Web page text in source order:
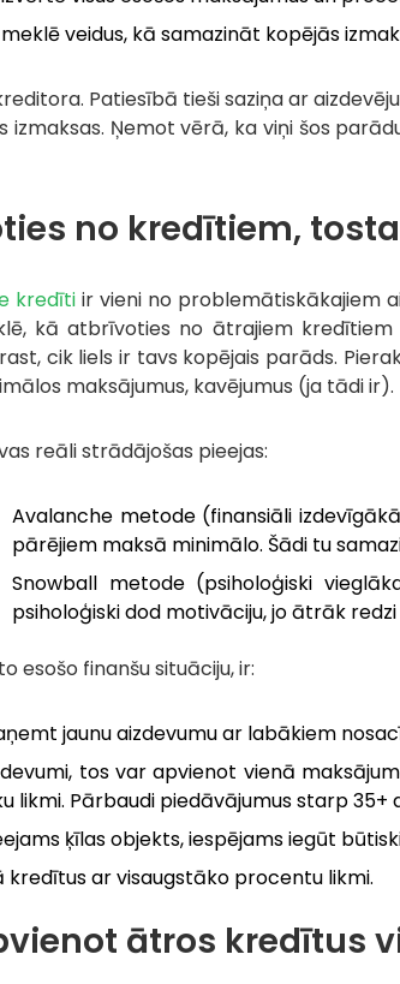
meklē veidus, kā samazināt kopējās
Patiesībā tieši saziņa ar
izmaksas. Ņemot vērā, ka viņi šos
no kredītiem,
kredīti ir vieni no problemātiskākajiem
kā atbrīvoties no ātrajiem
cik liels ir tavs kopējais parāds.
maksājumus, kavējumus (ja tādi ir).
reāli strādājošas pieejas:
Avalanche metode (finansiāli
pārējiem maksā minimālo. Šādi tu
Snowball metode (psiholoģiski
psiholoģiski dod motivāciju, jo ātrāk
esošo finanšu situāciju, ir:
jaunu aizdevumu ar labākiem
tos var apvienot vienā
Pārbaudi piedāvājumus starp 35+
ķīlas objekts, iespējams iegūt
ar visaugstāko procentu likmi.
ātros kredītus